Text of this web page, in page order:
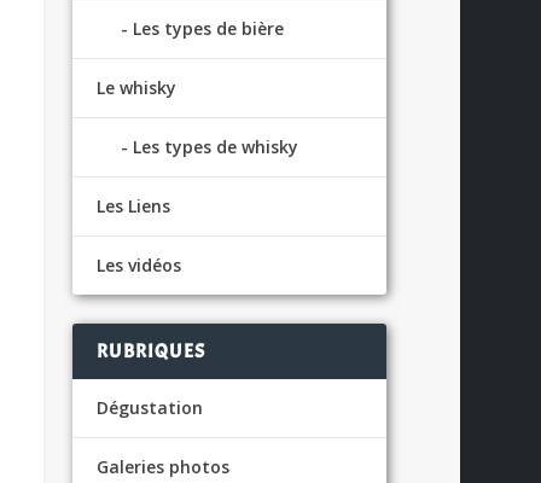
Les types de bière
Le whisky
Les types de whisky
Les Liens
Les vidéos
RUBRIQUES
Dégustation
Galeries photos